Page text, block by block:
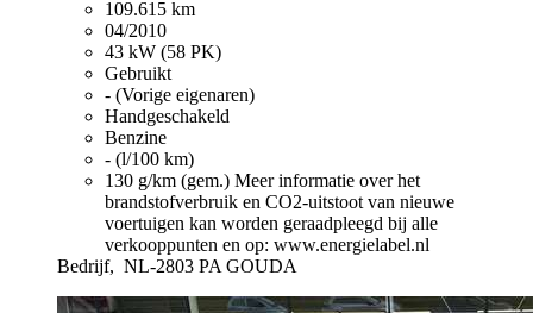
109.615 km
04/2010
43 kW (58 PK)
Gebruikt
- (Vorige eigenaren)
Handgeschakeld
Benzine
- (l/100 km)
130 g/km (gem.) Meer informatie over het
brandstofverbruik en CO2-uitstoot van nieuwe
voertuigen kan worden geraadpleegd bij alle
verkooppunten en op: www.energielabel.nl
Bedrijf, NL-2803 PA GOUDA